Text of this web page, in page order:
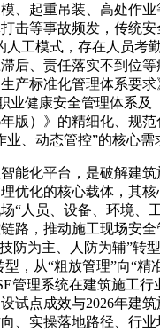
、起重吊装、高处作
击等事故频发，传统安
人工模式，存在人员考
后、责任落实不到位等
生产标准化管理体系要
业健康安全管理体系及
版）》的精细化、规
、动态管控”的核心需
能化平台，是破解建
优化的核心载体，其
“人员、设备、环境、
路，推动施工现场安全
防为主、人防为辅”转
型，从“粗放管理”向“精
管理系统在建筑施工行
试点成效与2026年建
、实操落地路径、行